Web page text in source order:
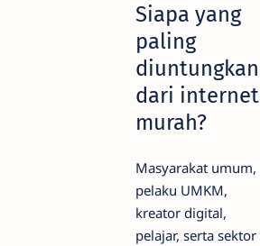
Siapa yang
paling
diuntungkan
dari internet
murah?
Masyarakat umum,
pelaku UMKM,
kreator digital,
pelajar, serta sektor